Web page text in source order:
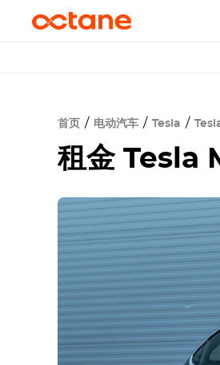
首页 电动汽车 Tesla
租金 Tesla